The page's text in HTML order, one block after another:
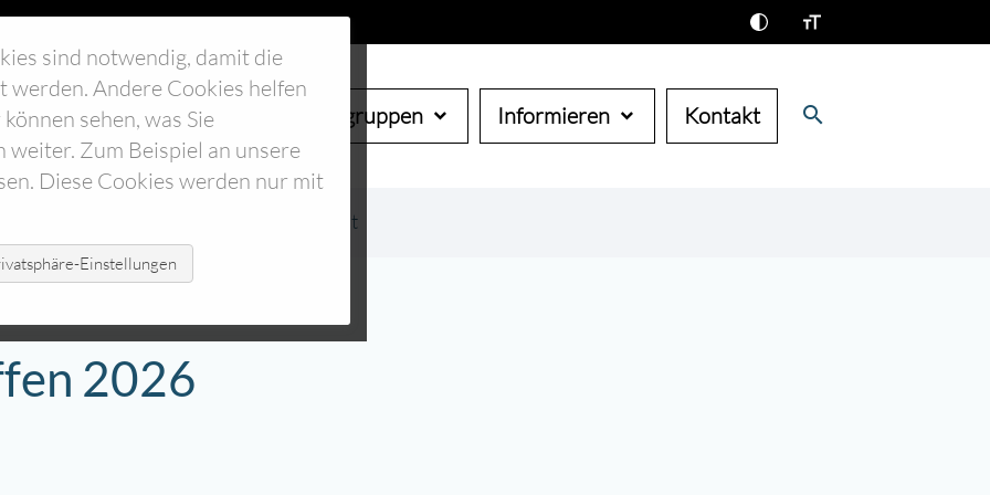
sind notwendig, damit die
werden. Andere Cookies helfen
sehen, was Sie
Zum Beispiel an unsere
Diese Cookies werden nur mit
Einstellungen
Start Verein Arbeitsgruppen Informieren Kontakt search
Event Detailansicht
2026